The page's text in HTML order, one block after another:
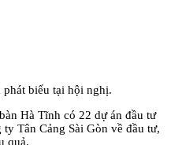
biểu tại hội nghị.
Hà Tĩnh có 22 dự án đầu tư
Tân Cảng Sài Gòn về đầu tư,
quả.